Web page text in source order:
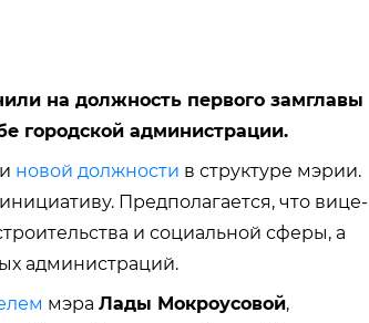
на должность первого замглавы
городской администрации.
новой должности в структуре мэрии.
Предполагается, что вице-
и социальной сферы, а
администраций.
мэра Лады Мокроусовой,